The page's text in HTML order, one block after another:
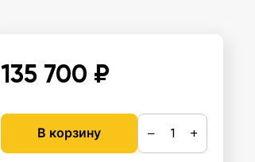
135 700 ₽
В корзину − +